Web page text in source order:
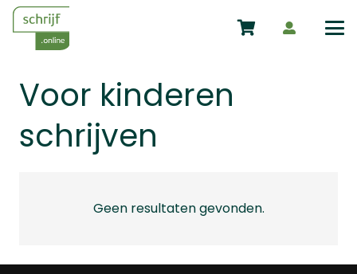
Voor kinderen
schrijven
Geen resultaten gevonden.